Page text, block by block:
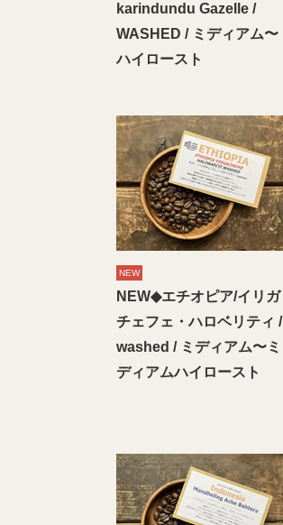
karindundu Gazelle /
WASHED / ミディアム〜
ハイロースト
NEW
NEW◆エチオピア/イリガ
チェフェ・ハロベリティ /
washed / ミディアム〜ミ
ディアムハイロースト